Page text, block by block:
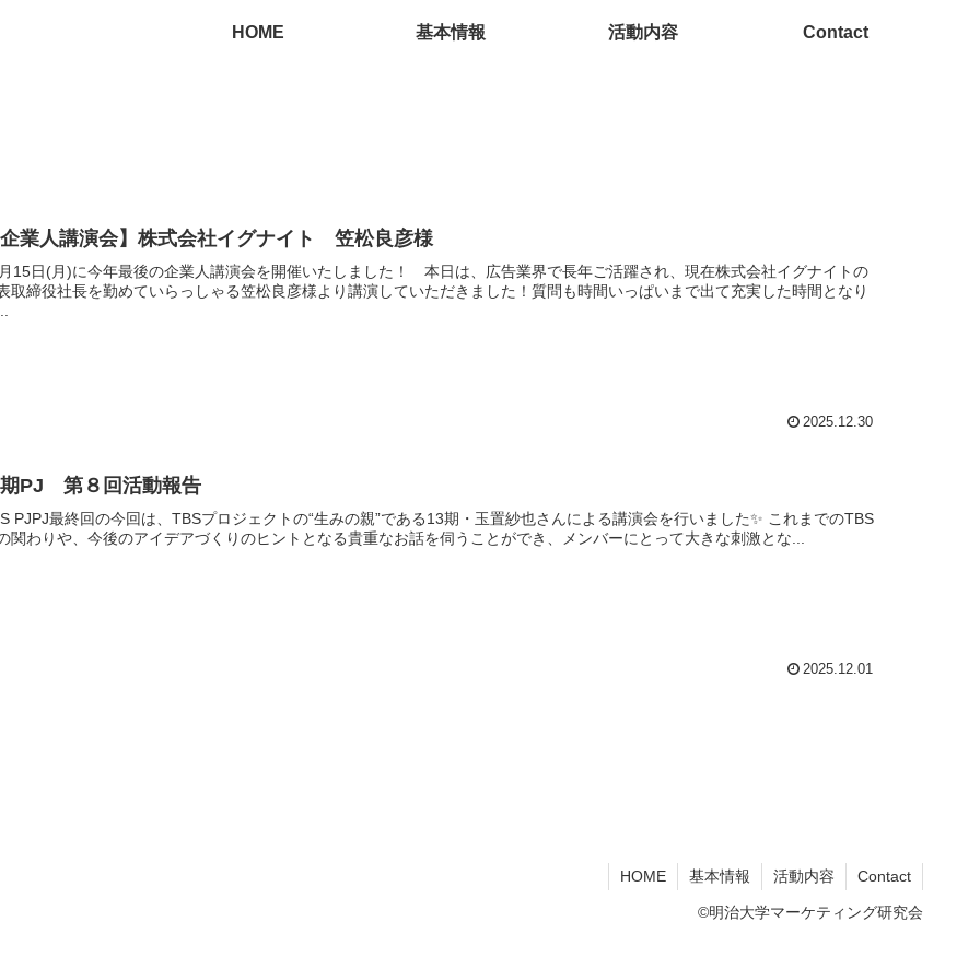
HOME 基本情報 活動内容 Contact
業人講演会】株式会社イグナイト 笠松良彦様
15日(月)に今年最後の企業人講演会を開催いたしました！ 本日は、広告業界で長年ご活躍され、現在株式会社イグナイトの
取締役社長を勤めていらっしゃる笠松良彦様より講演していただきました！質問も時間いっぱいまで出て充実した時間となり
2025.12.30
PJ 第８回活動報告
PJPJ最終回の今回は、TBSプロジェクトの“生みの親”である13期・玉置紗也さんによる講演会を行いました✨ これまでのTBS
関わりや、今後のアイデアづくりのヒントとなる貴重なお話を伺うことができ、メンバーにとって大きな刺激とな...
2025.12.01
HOME 基本情報 活動内容 Contact
©明治大学マーケティング研究会